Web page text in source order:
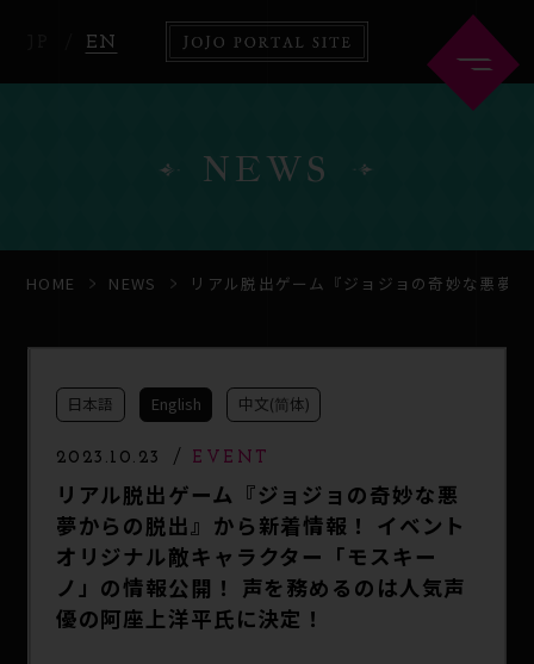
EN
HOME ABOUT
COMICS
NEWS
HOME NEWS リアル脱出ゲーム『ジョジョの奇妙な悪夢
日本語 English 中文(简体)
2023.10.23 EVENT
リアル脱出ゲーム『ジョジョの奇妙な悪
夢からの脱出』から新着情報！ イベント
オリジナル敵キャラクター「モスキー
ノ」の情報公開！ 声を務めるのは人気声
優の阿座上洋平氏に決定！